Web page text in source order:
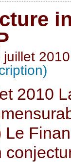
2010
2010
Le